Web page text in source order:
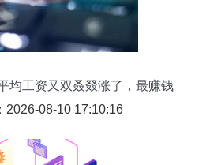
均工资又双叒叕涨了，最赚钱
职业竟是……
2026-08-10 17:10:16